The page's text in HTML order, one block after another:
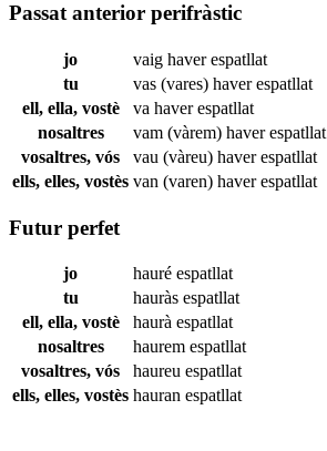
Passat anterior perifràstic
jo vaig haverespatllat
tu
vas (vares) haverespatllat
ell, ella, vostè
va haverespatllat
nosaltres
vam (vàrem) haverespatllat
vosaltres, vós
vau (vàreu) haverespatllat
ells, elles, vostès van (varen) haverespatllat
Futur perfet
jo hauré espatllat
tu
hauràs espatllat
ell, ella, vostè
haurà espatllat
nosaltres
haurem espatllat
vosaltres, vós
haureu espatllat
ells, elles, vostès hauran espatllat